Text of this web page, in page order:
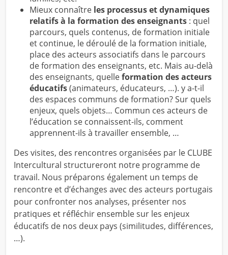
Mieux connaîtreles processus et dynamiques
relatifs à la formation des enseignants: quel
parcours, quels contenus, de formation initiale
et continue, le déroulé de la formation initiale,
place des acteurs associatifs dans le parcours
de formation des enseignants, etc. Mais au-delà
des enseignants, quelleformation des acteurs
éducatifs(animateurs, éducateurs, …). y a-t-il
des espaces communs de formation? Sur quels
enjeux, quels objets… Commun ces acteurs de
l’éducation se connaissent-ils, comment
apprennent-ils à travailler ensemble, …
Des visites, des rencontres organisées par le CLUBE
Intercultural structureront notre programme de
travail. Nous préparons également un temps de
rencontre et d’échanges avec des acteurs portugais
pour confronter nos analyses, présenter nos
pratiques et réfléchir ensemble sur les enjeux
éducatifs de nos deux pays (similitudes, différences,
…).